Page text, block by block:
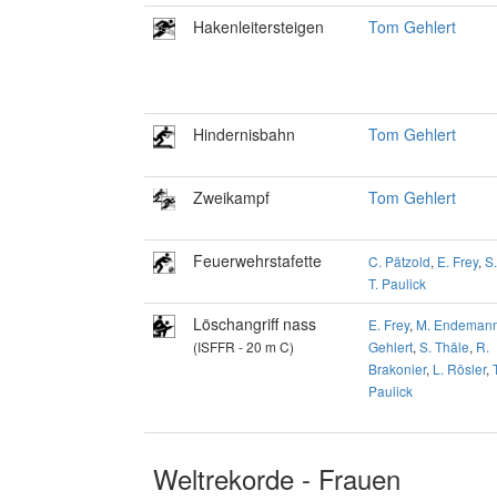
Hakenleitersteigen
Tom Gehlert
Hindernisbahn Tom Gehlert
Zweikampf Tom Gehlert
Feuerwehrstafette C. Pätzold, E. Frey,
T. Paulick
Löschangriff nass
(ISFFR - 20 m C)
E. Frey, M.
Gehlert, S. Thäle, R.
Brakonier, L. Rösler,
Paulick
Weltrekorde - Frauen